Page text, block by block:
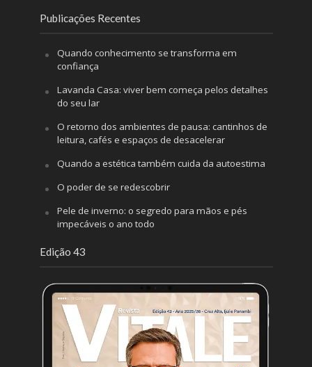
Publicações Recentes
Quando conhecimento se transforma em
confiança
Lavanda Casa: viver bem começa pelos detalhes
do seu lar
O retorno dos ambientes de pausa: cantinhos de
leitura, cafés e espaços de desacelerar
Quando a estética também cuida da autoestima
O poder de se redescobrir
Pele de inverno: o segredo para mãos e pés
impecáveis o ano todo
Edição 43